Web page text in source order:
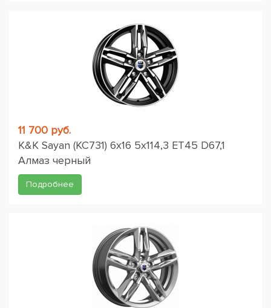
11 700 руб.
K&K Sayan (КС731) 6x16 5x114,3 ET45 D67,1
Алмаз черный
Подробнее